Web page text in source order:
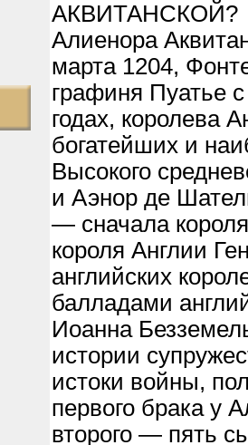
АКВИТАНСКОЙ?
Алиенора
марта 1204,
графиня Пуатье
годах, королева
богатейших и
Высокого
и Аэнор де
— сначала
короля Англии
английских
балладами
Иоанна
истории
истоки войны,
первого брака у
второго — пять